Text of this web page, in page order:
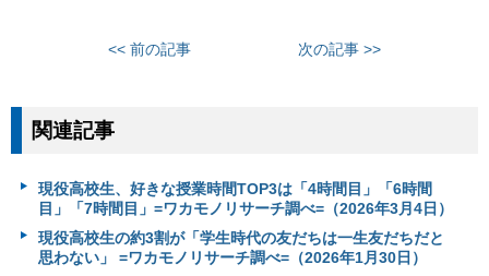
<< 前の記事 次の記事 >>
関連記事
現役高校生、好きな授業時間TOP3は「4時間目」「6時間
目」「7時間目」=ワカモノリサーチ調べ=（2026年3月4日）
現役高校生の約3割が「学生時代の友だちは一生友だちだと
思わない」 =ワカモノリサーチ調べ=（2026年1月30日）